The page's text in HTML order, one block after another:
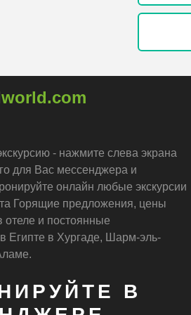
world.com
- нажмите слева экрана
для Вас мессенджера и
онлайн любые экскурсии
Горящие предложения, цены
отеле и постоянные
Египте в Хургаде, Шарм-эль-
В